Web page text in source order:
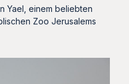
Yael, einem beliebten
Zoo Jerusalems